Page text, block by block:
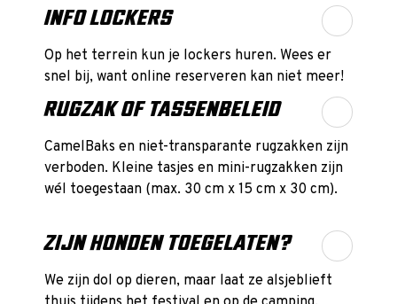
INFO LOCKERS
Op het terrein kun je lockers huren. Wees er
snel bij, want online reserveren kan niet meer!
RUGZAK OF TASSENBELEID
CamelBaks en niet-transparante rugzakken zijn
verboden. Kleine tasjes en mini-rugzakken zijn
wél toegestaan (max. 30 cm x 15 cm x 30 cm).
ZIJN HONDEN TOEGELATEN?
We zijn dol op dieren, maar laat ze alsjeblieft